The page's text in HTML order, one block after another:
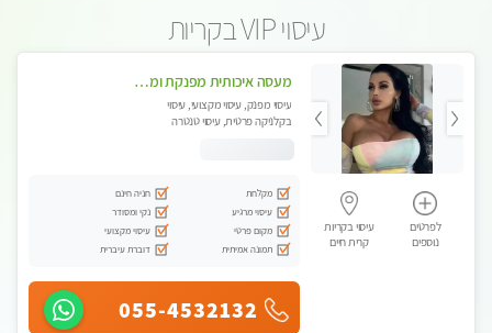
עיסוי VIP בקריות
לפרטים
נוספים
עיסוי בקריות
קרית חיים
מעסה איכותית מפנקת ומקצועית מאוד בקריות - ללא מין !
עיסוי מפנק, עיסוי מקצועי, עיסוי
בקלניקה פרטית, עיסוי טנטרה
מקלחת
חניה חינם
עיסוי מרגיע
נקי ומסודר
מקום פרטי
עיסוי מקצועי
תמונה אמיתית
דוברת עיברית
055-4532132